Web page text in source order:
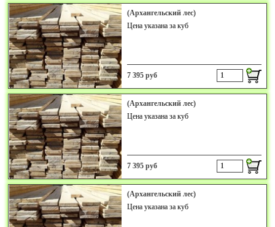
(Архангельский лес)
Цена указана за куб
7 395 руб
(Архангельский лес)
Цена указана за куб
7 395 руб
(Архангельский лес)
Цена указана за куб